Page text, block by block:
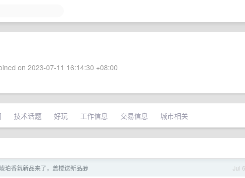
on 2023-07-11 16:14:30 +08:00
技术话题 好玩 工作信息 交易信息 城市相关
Jul 6
珀香氛新品来了，盖楼送新品🎁